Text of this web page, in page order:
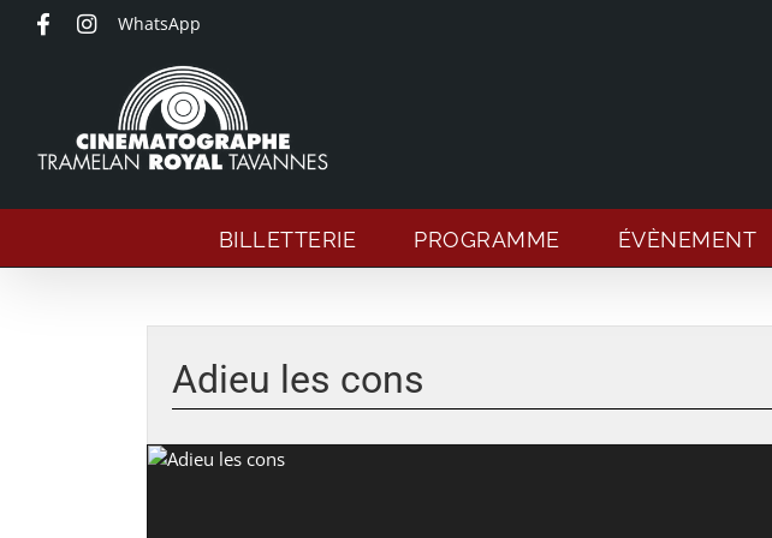
Passer
WhatsApp
BILLETTERIE PROGRAMME ÉVÈNEMENT
l'image
agrandie
Adieu les cons